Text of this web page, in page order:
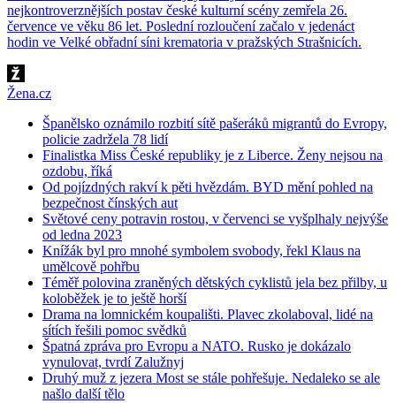
nejkontroverznějších postav české kulturní scény zemřela 26.
července ve věku 86 let. Poslední rozloučení začalo v jedenáct
hodin ve Velké obřadní síni krematoria v pražských Strašnicích.
Žena.cz
Španělsko oznámilo rozbití sítě pašeráků migrantů do Evropy,
policie zadržela 78 lidí
Finalistka Miss České republiky je z Liberce. Ženy nejsou na
ozdobu, říká
Od pojízdných rakví k pěti hvězdám. BYD mění pohled na
bezpečnost čínských aut
Světové ceny potravin rostou, v červenci se vyšplhaly nejvýše
od ledna 2023
Knížák byl pro mnohé symbolem svobody, řekl Klaus na
umělcově pohřbu
Téměř polovina zraněných dětských cyklistů jela bez přilby, u
koloběžek je to ještě horší
Drama na lomnickém koupališti. Plavec zkolaboval, lidé na
sítích řešili pomoc svědků
Špatná zpráva pro Evropu a NATO. Rusko je dokázalo
vynulovat, tvrdí Zalužnyj
Druhý muž z jezera Most se stále pohřešuje. Nedaleko se ale
našlo další tělo